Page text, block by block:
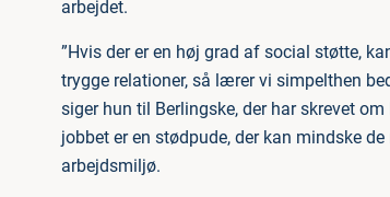
arbejdet.
”Hvis der er en høj grad af social støtte,
trygge relationer, så lærer vi simpelthen
siger hun til Berlingske, der har skrevet
jobbet er en stødpude, der kan mindske
arbejdsmiljø.